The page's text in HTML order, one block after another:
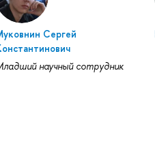
Сергей
научный сотрудник